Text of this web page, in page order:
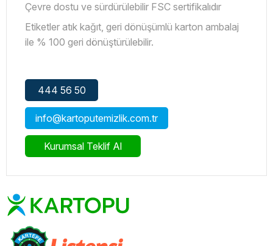
Çevre dostu ve sürdürülebilir FSC sertifikalıdır
Etiketler atık kağıt, geri dönüşümlü karton ambalaj
ile % 100 geri dönüştürülebilir.
444 56 50
info@kartoputemizlik.com.tr
Kurumsal Teklif Al